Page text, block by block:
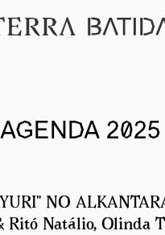
AGENDA 2025
NO
Natálio, Olinda